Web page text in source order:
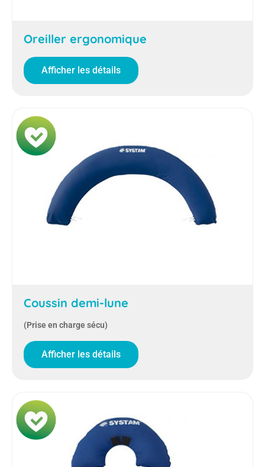
Oreiller ergonomique
Afficher les détails
Coussin demi-lune
(Prise en charge sécu)
Afficher les détails